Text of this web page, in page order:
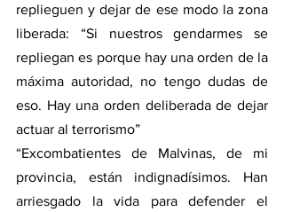
replieguen y dejar de ese modo la zona
liberada: “Si nuestros gendarmes se
repliegan es porque hay una orden de la
máxima autoridad, no tengo dudas de
eso. Hay una orden deliberada de dejar
actuar al terrorismo”
“Excombatientes de Malvinas, de mi
provincia, están indignadísimos. Han
arriesgado la vida para defender el